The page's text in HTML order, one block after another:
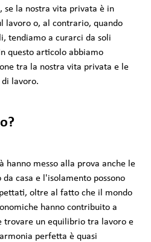
la nostra vita privata è in
lavoro o, al contrario, quando
tendiamo a curarci da soli
questo articolo abbiamo
tra la nostra vita privata e le
di lavoro.
messo alla prova anche le
casa e l'isolamento possono
oltre al fatto che il mondo
hanno contribuito a
trovare un equilibrio tra lavoro e
perfetta è quasi